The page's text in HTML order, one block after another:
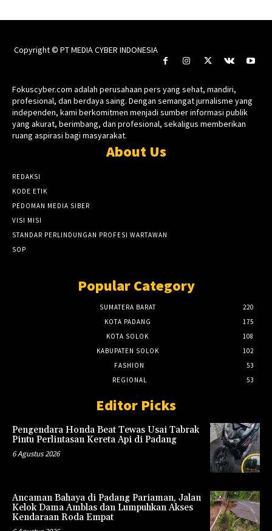
Copyright © PT MEDIA CYBER INDONESIA
Fokuscyber.com adalah perusahaan pers yang sehat, mandiri,
profesional, dan berdaya saing. Dengan semangat jurnalisme yang
independen, kami berkomitmen menjadi sumber informasi publik
yang akurat, berimbang, dan profesional, sekaligus memberikan
ruang aspirasi bagi masyarakat.
About Us
REDAKSI
KODE ETIK
PEDOMAN MEDIA SIBER
VISI MISI
STANDAR PERLINDUNGAN PROFESI WARTAWAN
SOP
Popular Category
SUMATERA BARAT
220
KOTA PADANG
175
KOTA SOLOK
108
KABUPATEN SOLOK
102
FASHION
53
REGIONAL
53
Editor Picks
Pengendara Honda Beat Tewas Usai Tabrak
Pintu Perlintasan Kereta Api di Padang
6 Agustus 2026
Ancaman Bahaya di Padang Pariaman, Jalan
Kelok Dama Amblas dan Lumpuhkan Akses
Kendaraan Roda Empat